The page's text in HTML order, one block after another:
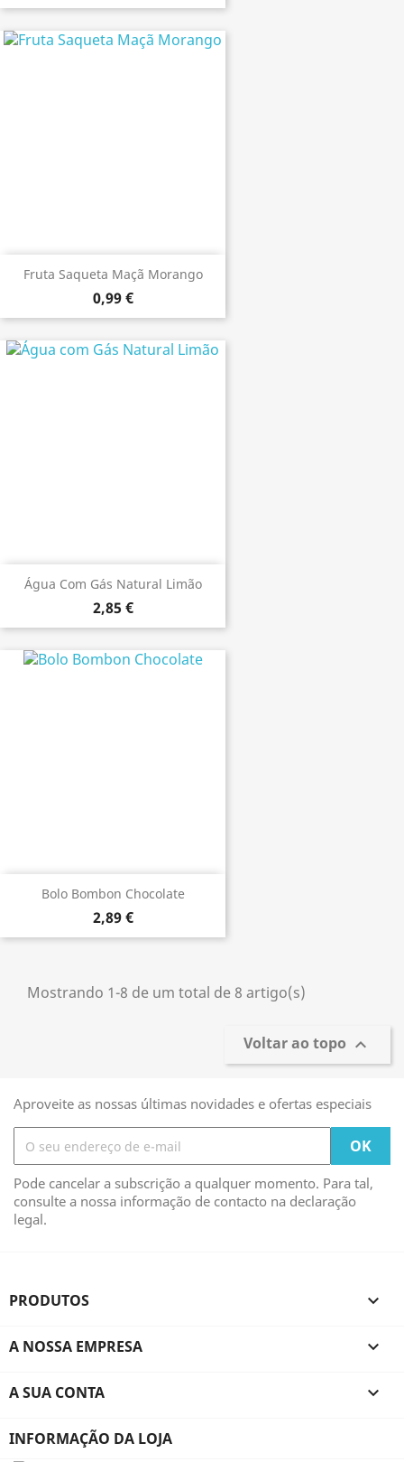
Fruta Saqueta Maçã Morango
0,99 €
Água Com Gás Natural Limão
2,85 €
Bolo Bombon Chocolate
2,89 €
Mostrando 1-8 de um total de 8 artigo(s)
Voltar ao topo 
Aproveite as nossas últimas novidades e ofertas especiais
Pode cancelar a subscrição a qualquer momento. Para tal,
consulte a nossa informação de contacto na declaração
legal.
PRODUTOS 
A NOSSA EMPRESA 
A SUA CONTA 
INFORMAÇÃO DA LOJA